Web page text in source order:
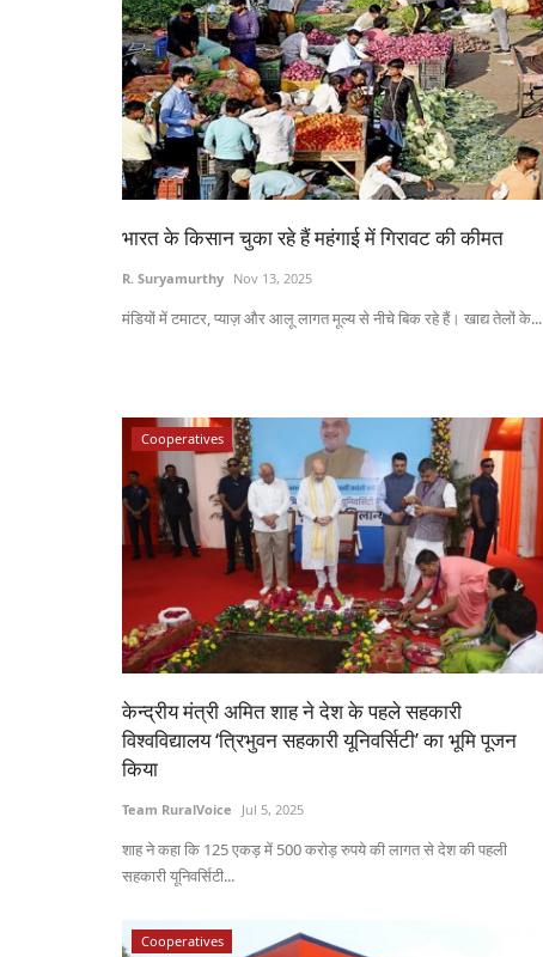
भारत के किसान चुका रहे हैं महंगाई में गिरावट की कीमत
R. Suryamurthy Nov 13, 2025
मंडियों में टमाटर, प्याज़ और आलू लागत मूल्य से नीचे बिक रहे हैं। खाद्य तेलों के...
Cooperatives
केन्द्रीय मंत्री अमित शाह ने देश के पहले सहकारी
विश्वविद्यालय ‘त्रिभुवन सहकारी यूनिवर्सिटी’ का भूमि पूजन
किया
Team RuralVoice Jul 5, 2025
शाह ने कहा कि 125 एकड़ में 500 करोड़ रुपये की लागत से देश की पहली
सहकारी यूनिवर्सिटी...
Cooperatives